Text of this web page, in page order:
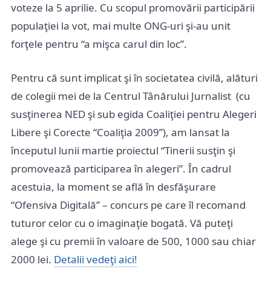
voteze la 5 aprilie. Cu scopul promovării participării
populaţiei la vot, mai multe ONG-uri şi-au unit
forţele pentru “a mişca carul din loc”.
Pentru că sunt implicat şi în societatea civilă, alături
de colegii mei de la Centrul Tânărului Jurnalist (cu
susţinerea NED şi sub egida Coaliţiei pentru Alegeri
Libere şi Corecte “Coaliţia 2009”), am lansat la
începutul lunii martie proiectul “Tinerii susţin şi
promovează participarea în alegeri”. În cadrul
acestuia, la moment se află în desfăşurare
“Ofensiva Digitală” – concurs pe care îl recomand
tuturor celor cu o imaginaţie bogată. Vă puteţi
alege şi cu premii în valoare de 500, 1000 sau chiar
2000 lei. Detalii vedeţi aici!